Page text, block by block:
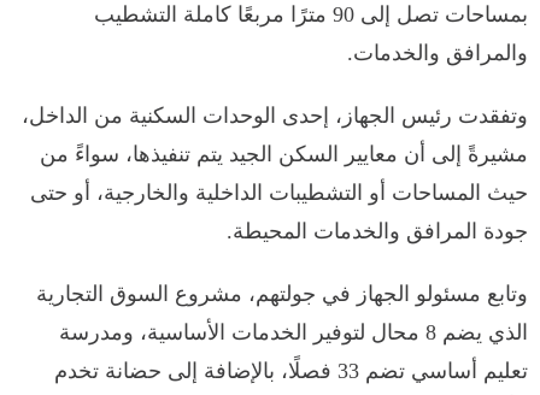
بمساحات تصل إلى 90 مترًا مربعًا كاملة التشطيب
والمرافق والخدمات.
وتفقدت رئيس الجهاز، إحدى الوحدات السكنية من الداخل،
مشيرةً إلى أن معايير السكن الجيد يتم تنفيذها، سواءً من
حيث المساحات أو التشطيبات الداخلية والخارجية، أو حتى
جودة المرافق والخدمات المحيطة.
وتابع مسئولو الجهاز في جولتهم، مشروع السوق التجارية
الذي يضم 8 محال لتوفير الخدمات الأساسية، ومدرسة
تعليم أساسي تضم 33 فصلًا، بالإضافة إلى حضانة تخدم